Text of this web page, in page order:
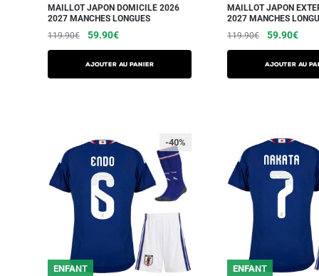
MAILLOT JAPON DOMICILE 2026
2027 MANCHES LONGUES
119.90€ 59.90€
AJOUTER AU PANIER
MAILLOT JAPON
2027 MANCHES
119.90€ 59.90€
AJOUTER AU
-40%
ENFANT ENFANT